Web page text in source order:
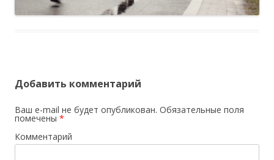
Добавить комментарий
Ваш e-mail не будет опубликован. Обязательные поля
помечены *
Комментарий